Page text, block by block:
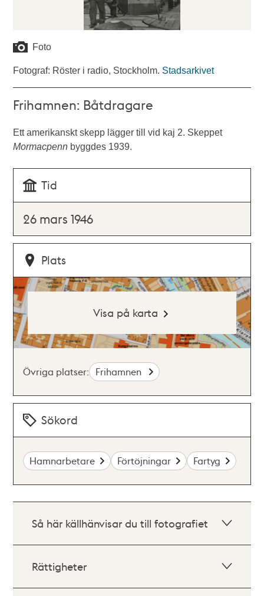
Foto
Fotograf: Röster i radio, Stockholm. Stadsarkivet
Frihamnen: Båtdragare
Ett amerikanskt skepp lägger till vid kaj 2. Skeppet
Mormacpenn byggdes 1939.
Tid
26 mars 1946
Plats
Visa på karta
Övriga platser: Frihamnen
Sökord
Hamnarbetare Förtöjningar Fartyg
Så här källhänvisar du till fotografiet
Rättigheter